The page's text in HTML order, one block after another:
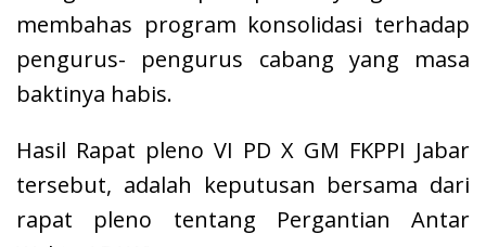
membahas program konsolidasi terhadap
pengurus- pengurus cabang yang masa
baktinya habis.
Hasil Rapat pleno VI PD X GM FKPPI Jabar
tersebut, adalah keputusan bersama dari
rapat pleno tentang Pergantian Antar